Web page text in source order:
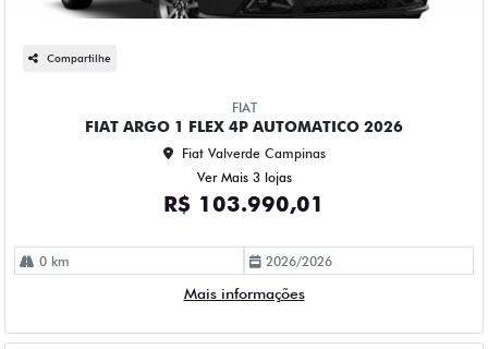
Compartilhe
FIAT
FIAT ARGO 1 FLEX 4P AUTOMATICO 2026
Fiat Valverde Campinas
Ver Mais 3 lojas
R$ 103.990,01
0 km 2026/2026
Mais informações